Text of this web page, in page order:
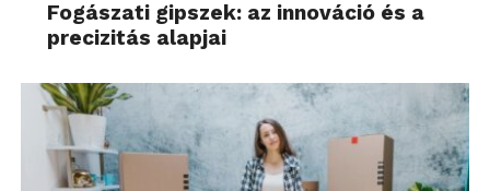
Fogászati gipszek: az innováció és a
precizitás alapjai